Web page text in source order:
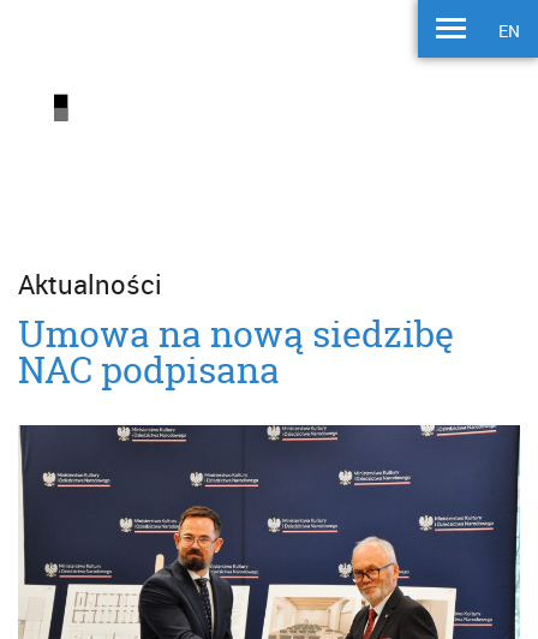
EN
Aktualności
Umowa na nową siedzibę
NAC podpisana